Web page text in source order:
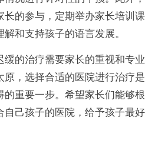
长的参与，定期举办家长培训课
和支持孩子的语言发展。
缓的治疗需要家长的重视和专业
原，选择合适的医院进行治疗是
的重要一步。希望家长们能够根
自己孩子的医院，给予孩子最好